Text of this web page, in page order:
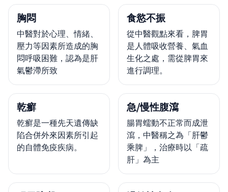
胸悶
中醫對於心理、情緒、
壓力等因素所造成的胸
悶呼吸困難，認為是肝
氣鬱滯所致
食慾不振
從中醫觀點來看，脾胃
是人體吸收營養、氣血
生化之處，需從脾胃來
進行調理。
乾癬
乾癬是一種先天遺傳缺
陷合併外來因素所引起
的自體免疫疾病。
急/慢性腹瀉
腸胃蠕動不正常而成泄
瀉，中醫稱之為「肝鬱
乘脾」，治療時以「疏
肝」為主